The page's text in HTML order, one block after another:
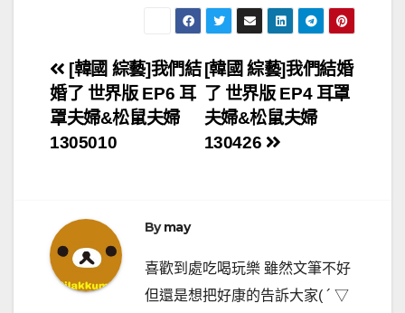
文
章
導
[韓國 綜藝]我們結婚
了 世界版 EP4 耳罩
夫婦&松鼠夫婦
130426
[韓國 綜藝]我們結
婚了 世界版 EP6 耳
罩夫婦&松鼠夫婦
1305010
Bymay
喜歡到處吃喝玩樂 雖然文筆不好
但還是想把好康的告訴大家( ´ ▽